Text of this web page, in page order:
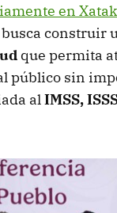
en
construir
que permita
público sin
alIMSS,